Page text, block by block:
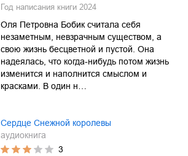
Год написания книги 2024
Оля Петровна Бобик считала себя
незаметным, невзрачным существом, а
свою жизнь бесцветной и пустой. Она
надеялась, что когда-нибудь потом жизнь
изменится и наполнится смыслом и
красками. В один н…
Сердце Снежной королевы
аудиокнига
3